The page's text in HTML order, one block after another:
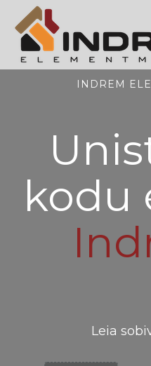
INDREM
kodu
Leia